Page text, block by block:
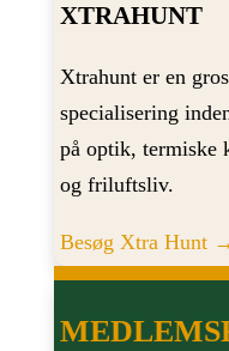
XTRAHUNT
Xtrahunt er en
specialisering
på optik, termiske
og friluftsliv.
Besøg Xtra Hunt